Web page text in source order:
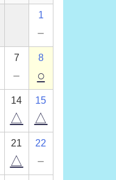
1
－
7
－
8
○
14
△
15
△
21
△
22
－